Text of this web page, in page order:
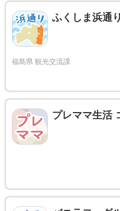
ふくしま浜通
プレママ生活